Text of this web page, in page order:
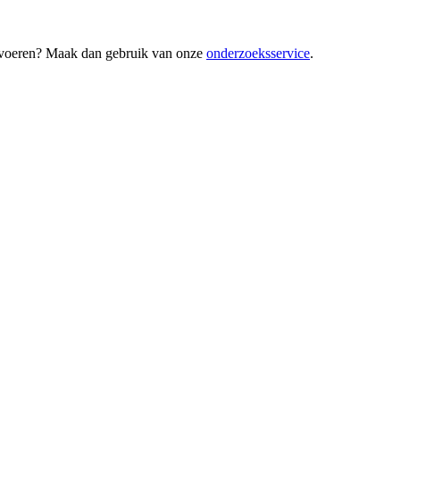
Maak dan gebruik van onze onderzoeksservice.